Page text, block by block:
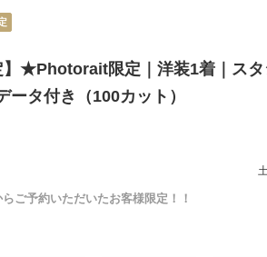
】★Photorait限定｜洋装1着｜ス
ータ付き（100カット）
ご予約いただいたお客様限定！！